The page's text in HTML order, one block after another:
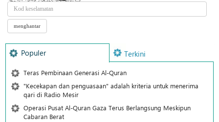
Populer Terkini
Teras Pembinaan Generasi Al-Quran
"Kecekapan dan penguasaan" adalah kriteria untuk menerima
qari di Radio Mesir
Operasi Pusat Al-Quran Gaza Terus Berlangsung Meskipun
Cabaran Berat